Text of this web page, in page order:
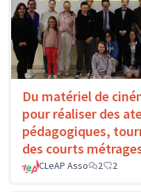
Du matériel de
pour réaliser des
pédagogiques,
des courts
CLeAP Asso 2 2